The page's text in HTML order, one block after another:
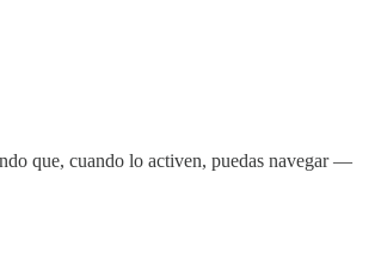
que, cuando lo activen, puedas navegar —